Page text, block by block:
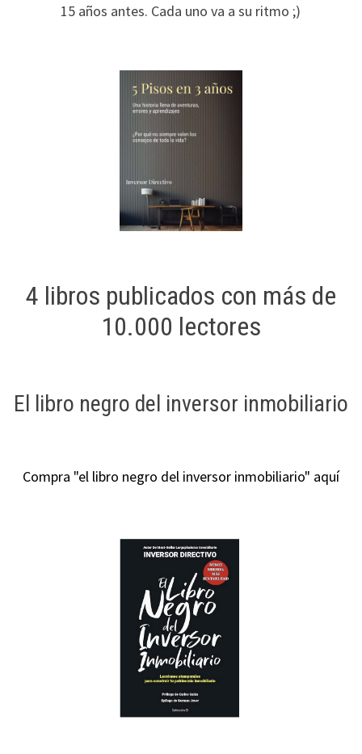
15 años antes. Cada uno va a su ritmo ;)
4 libros publicados con más de
10.000 lectores
El libro negro del inversor inmobiliario
Compra "el libro negro del inversor inmobiliario" aquí